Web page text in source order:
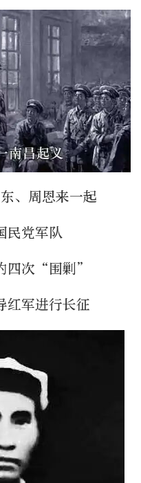
、周恩来一起
民党军队
四次“围剿”
红军进行长征